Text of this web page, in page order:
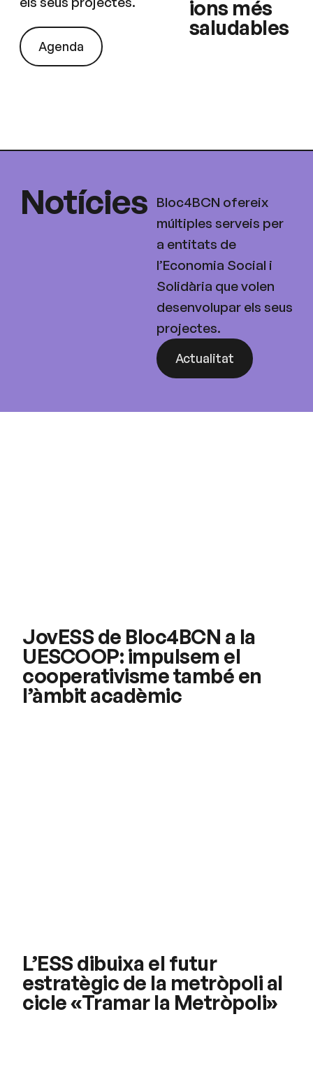
Agenda
ions més
saludables
Notícies Bloc4BCN ofereix
múltiples serveis per
a entitats de
l’Economia Social i
Solidària que volen
desenvolupar els seus
projectes.
Actualitat
JovESS de Bloc4BCN a la
UESCOOP: impulsem el
cooperativisme també en
l’àmbit acadèmic
L’ESS dibuixa el futur
estratègic de la metròpoli al
cicle «Tramar la Metròpoli»